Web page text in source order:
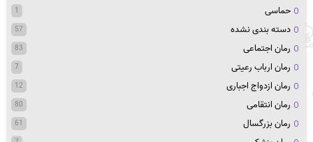
حماسی 1
دسته بندی نشده 57
رمان اجتماعی 83
رمان ارباب رعیتی 7
رمان ازدواج اجباری 12
رمان انتقامی 80
رمان بزرگسال 61